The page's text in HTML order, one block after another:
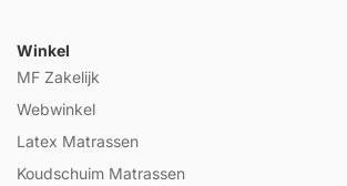
Winkel
MF Zakelijk
Webwinkel
Latex Matrassen
Koudschuim Matrassen